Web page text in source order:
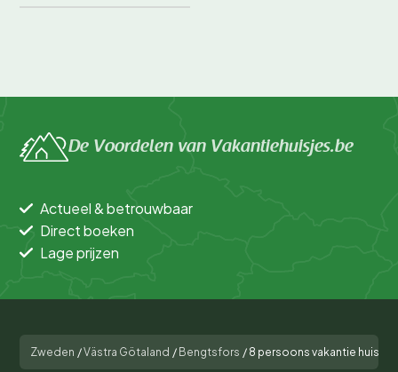
De Voordelen van Vakantiehuisjes.be
Actueel & betrouwbaar
Direct boeken
Lage prijzen
Zweden /Västra Götaland / Bengtsfors / 8 persoons vakantie huis in